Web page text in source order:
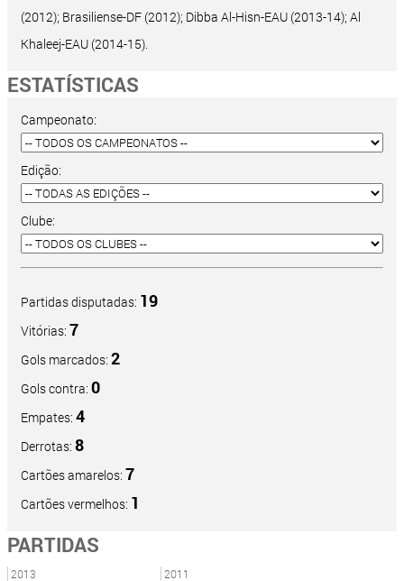
(2012); Brasiliense-DF (2012); Dibba Al-Hisn-EAU (2013-14); Al
Khaleej-EAU (2014-15).
ESTATÍSTICAS
Campeonato:
Edição:
Clube:
Partidas disputadas: 19
Vitórias: 7
Gols marcados: 2
Gols contra: 0
Empates: 4
Derrotas: 8
Cartões amarelos: 7
Cartões vermelhos: 1
PARTIDAS
2013 2011